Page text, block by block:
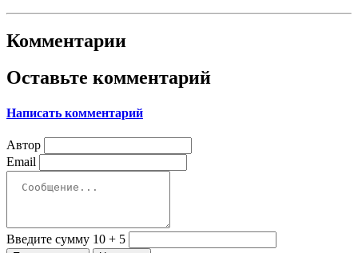
Комментарии
Оставьте комментарий
Написать комментарий
Автор
Email
Введите сумму 10 + 5